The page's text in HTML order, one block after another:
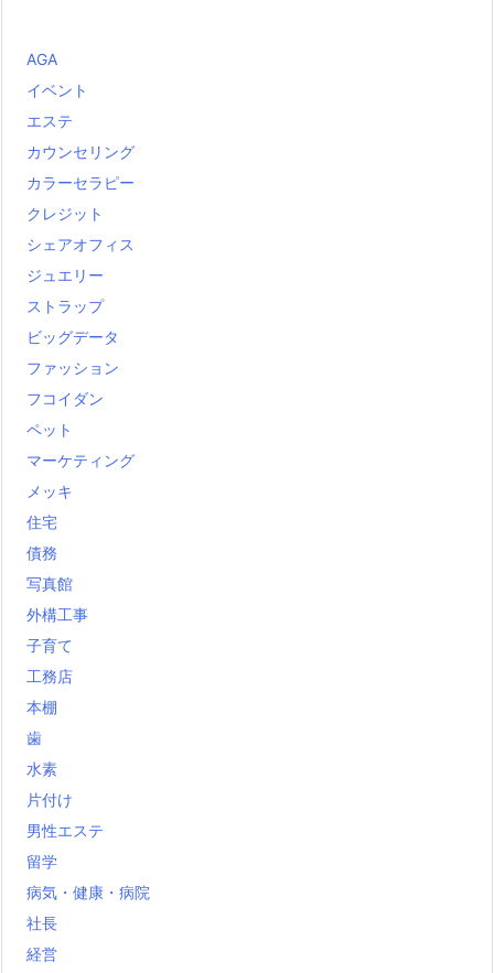
AGA
イベント
エステ
カウンセリング
カラーセラピー
クレジット
シェアオフィス
ジュエリー
ストラップ
ビッグデータ
ファッション
フコイダン
ペット
マーケティング
メッキ
住宅
債務
写真館
外構工事
子育て
工務店
本棚
歯
水素
片付け
男性エステ
留学
病気・健康・病院
社長
経営